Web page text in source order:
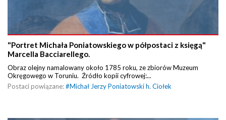
"Portret Michała Poniatowskiego w półpostaci z księgą"
Marcella Bacciarellego.
Obraz olejny namalowany około 1785 roku, ze zbiorów Muzeum
Okręgowego w Toruniu. Źródło kopii cyfrowej:...
Postaci powiązane:#Michał Jerzy Poniatowski h. Ciołek